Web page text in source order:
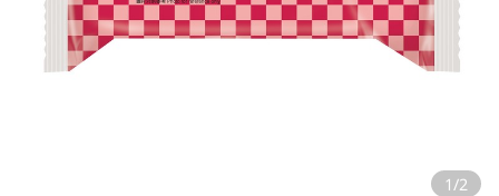
1/2